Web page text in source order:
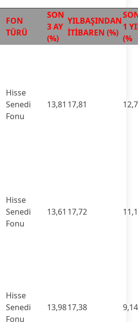
FON
TÜRÜ
SON
3 AY
(%)
YILBAŞINDAN
İTİBAREN (%)
1
(%
Hisse
Senedi
Fonu
13,81 17,81
Hisse
Senedi
Fonu
13,61 17,72
Hisse
Senedi
Fonu
13,9817,38 9,14